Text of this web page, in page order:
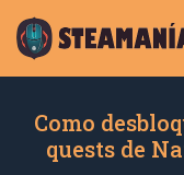
Como
quests de